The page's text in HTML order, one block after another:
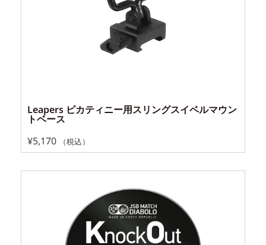
Leapers ピカティニー用スリングスイベルマウン
トベース
¥5,170 （税込）